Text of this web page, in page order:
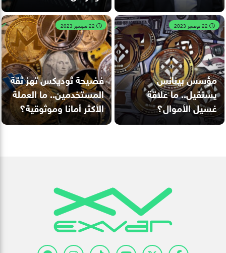
مؤسس بينانس
يستقيل.. ما علاقة
غسيل الأموال؟
فضيحة ثوديكس تهز ثقة
المستخدمين.. ما العملة
الأكثر أمانا وموثوقية؟